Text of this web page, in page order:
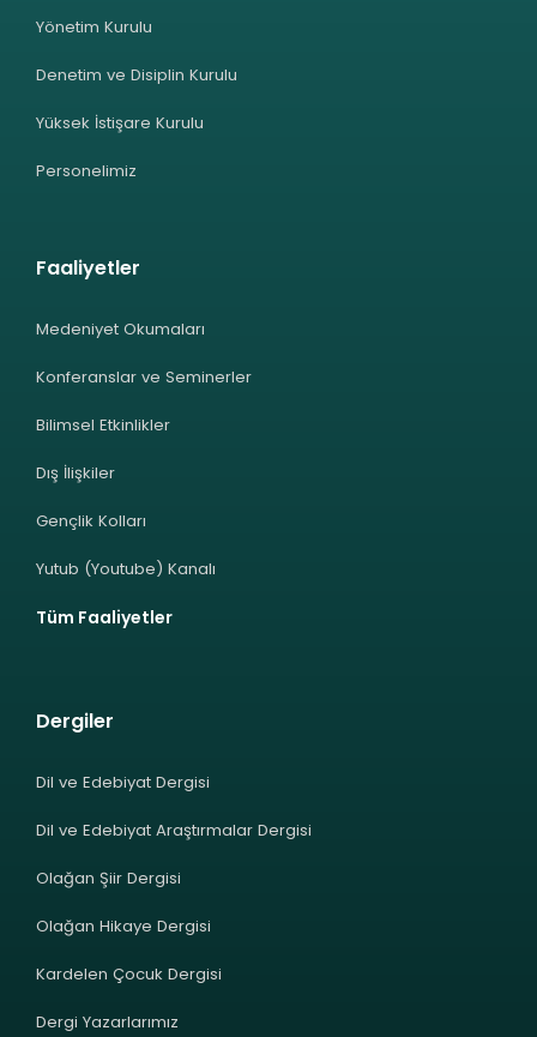
Yönetim Kurulu
Denetim ve Disiplin Kurulu
Yüksek İstişare Kurulu
Personelimiz
Faaliyetler
Medeniyet Okumaları
Konferanslar ve Seminerler
Bilimsel Etkinlikler
Dış İlişkiler
Gençlik Kolları
Yutub (Youtube) Kanalı
Tüm Faaliyetler
Dergiler
Dil ve Edebiyat Dergisi
Dil ve Edebiyat Araştırmalar Dergisi
Olağan Şiir Dergisi
Olağan Hikaye Dergisi
Kardelen Çocuk Dergisi
Dergi Yazarlarımız